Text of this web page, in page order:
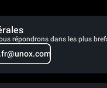
répondrons dans les plus